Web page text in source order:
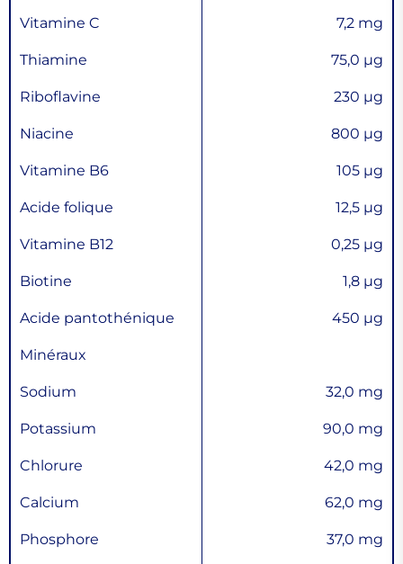
Vitamine C 7,2 mg
Thiamine 75,0 µg
Riboflavine 230 µg
Niacine 800 µg
Vitamine B6 105 µg
Acide folique 12,5 µg
Vitamine B12 0,25 µg
Biotine 1,8 µg
Acide pantothénique 450 µg
Minéraux
Sodium 32,0 mg
Potassium 90,0 mg
Chlorure 42,0 mg
Calcium 62,0 mg
Phosphore 37,0 mg